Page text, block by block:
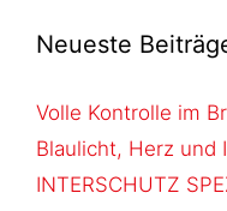
Neueste
Volle Kontrolle im
Blaulicht, Herz und
INTERSCHUTZ